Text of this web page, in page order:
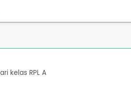
kelas RPL A